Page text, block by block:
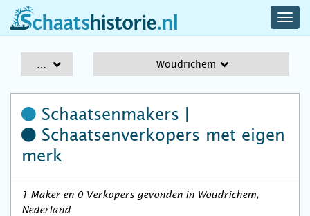
schaatshistorie.nl
Woudrichem
Schaatsenmakers |
Schaatsenverkopers met eigen
merk
1 Maker en 0 Verkopers gevonden in Woudrichem,
Nederland